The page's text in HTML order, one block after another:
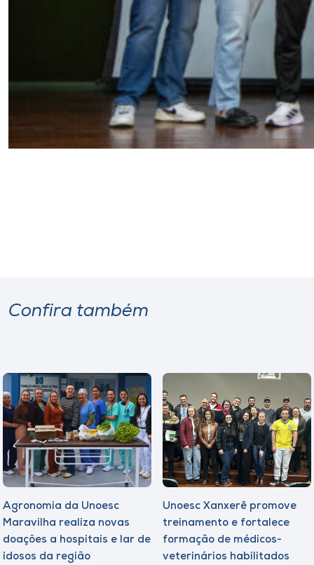
Confira também
Agronomia da Unoesc
Maravilha realiza novas
doações a hospitais e lar de
idosos da região
Unoesc Xanxerê promove
treinamento e fortalece
formação de médicos-
veterinários habilitados